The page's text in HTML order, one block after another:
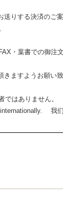
送りする決済のご
・葉書での御注
きますようお願い
ではありません。
internationally. 我